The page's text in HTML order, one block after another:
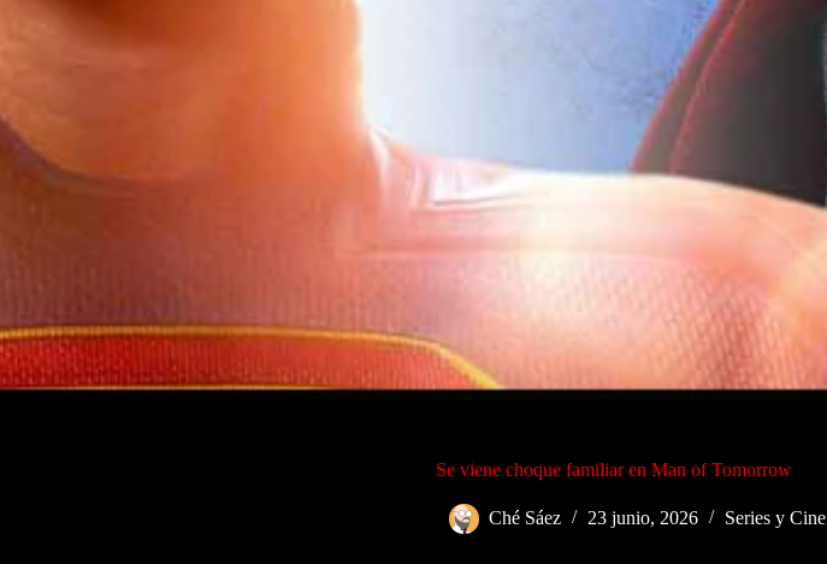
Se viene choque familiar en Man of Tomorrow
Ché Sáez 23 junio, 2026 Series y Cine